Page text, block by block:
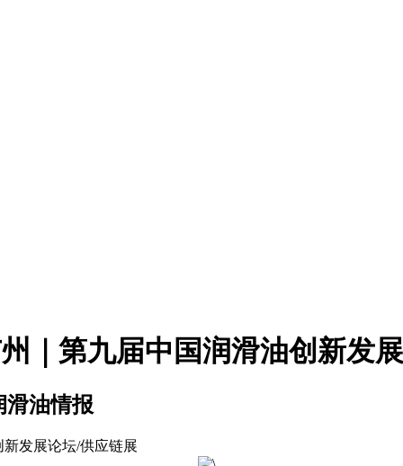
｜第九届中国润滑油创新发
油情报
发展论坛/供应链展